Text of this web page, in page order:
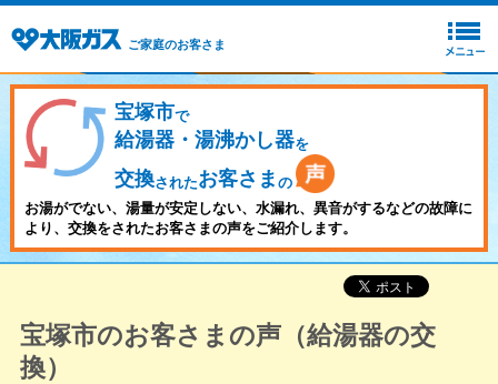
ご家庭のお客さま
宝塚市で
給湯器・湯沸かし器を
交換されたお客さま の
お湯がでない、湯量が安定しない、水漏れ、異音がするなどの故障に
より、交換をされたお客さまの声をご紹介します。
宝塚市のお客さまの声（給湯器の交
換）